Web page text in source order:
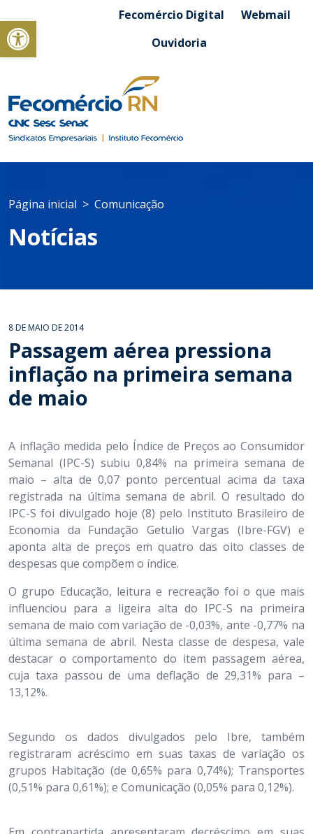
Abrir a barra de ferramentasFecomércio Digital
Webmail
Ouvidoria
Página inicial Comunicação
Notícias
8 DE MAIO DE 2014
Passagem aérea pressiona
inflação na primeira semana
de maio
A inflação medida pelo Índice de Preços ao Consumidor
Semanal (IPC-S) subiu 0,84% na primeira semana de
maio – alta de 0,07 ponto percentual acima da taxa
registrada na última semana de abril. O resultado do
IPC-S foi divulgado hoje (8) pelo Instituto Brasileiro de
Economia da Fundação Getulio Vargas (Ibre-FGV) e
aponta alta de preços em quatro das oito classes de
despesas que compõem o índice.
O grupo Educação, leitura e recreação foi o que mais
influenciou para a ligeira alta do IPC-S na primeira
semana de maio com variação de -0,03%, ante -0,77% na
última semana de abril. Nesta classe de despesa, vale
destacar o comportamento do item passagem aérea,
cuja taxa passou de uma deflação de 29,31% para –
13,12%.
Segundo os dados divulgados pelo Ibre, também
registraram acréscimo em suas taxas de variação os
grupos Habitação (de 0,65% para 0,74%); Transportes
(0,51% para 0,61%); e Comunicação (0,05% para 0,12%).